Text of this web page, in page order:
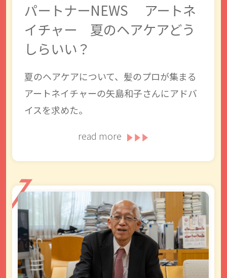
パートナーNEWS アートネ
イチャー 夏のヘアケアどう
しらいい？
夏のヘアケアについて、髪のプロが集まる
アートネイチャーの矢島和子さんにアドバ
イスを求めた。
read more